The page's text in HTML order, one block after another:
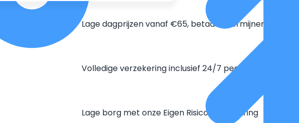
Lage dagprijzen vanaf €65, betaal in termijnen
Volledige verzekering inclusief 24/7 pechhulp
Lage borg met onze Eigen Risico Verzekering